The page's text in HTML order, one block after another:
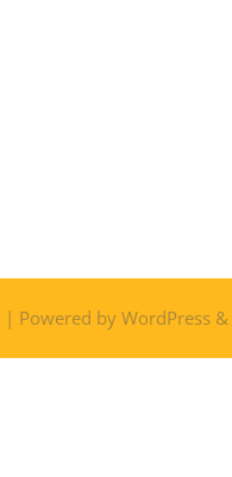
| Powered by WordPress &